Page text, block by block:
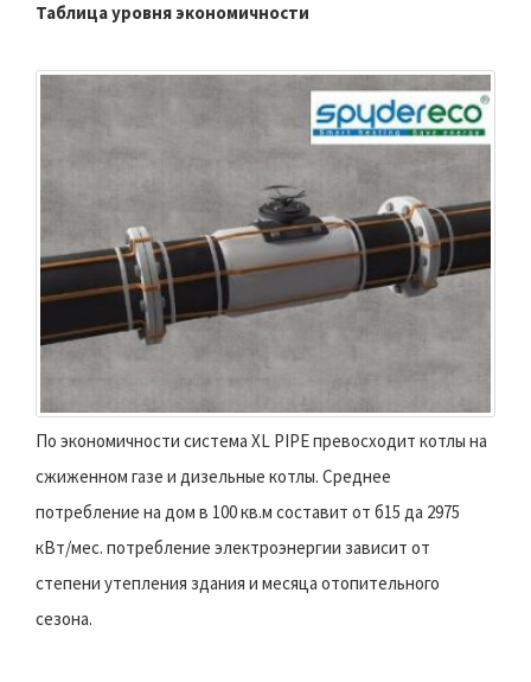
Таблица уровня экономичности
По экономичности система XL PIPE превосходит котлы на
сжиженном газе и дизельные котлы. Среднее
потребление на дом в 100 кв.м составит от б15 да 2975
кВт/мес. потребление электроэнергии зависит от
степени утепления здания и месяца отопительного
сезона.